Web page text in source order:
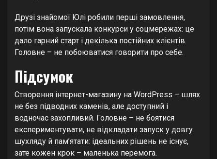
Друзі знайомої Юлі робили перші замовлення,
потім вона запускала конкурси у соцмережах: це
дало гарний старт і декілька постійних клієнтів.
Головне – не побоюватися говорити про себе.
Підсумок
Створення інтернет-магазину на WordPress – шлях
не без підводних каменів, але доступний і
водночас захопливий. Головне – не боятися
експериментувати, не відкладати запуск у довгу
шухляду й пам’ятати: ідеальних рішень не існує,
зате кожен крок – маленька перемога.